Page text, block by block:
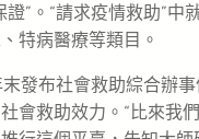
證”。“請求疫情救助”中
特病醫療等類目。
發布社會救助綜合辦
會救助效力。“比來我